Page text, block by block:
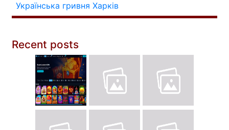
Українська гривня Харків
Recent posts